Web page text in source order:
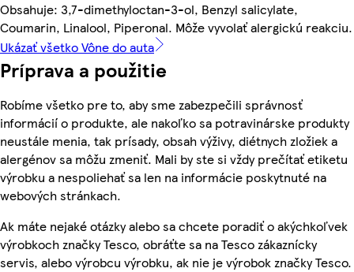
Obsahuje: 3,7-dimethyloctan-3-ol, Benzyl salicylate,
Coumarin, Linalool, Piperonal. Môže vyvolať alergickú reakciu.
Ukázať všetko Vône do auta
Príprava a použitie
Robíme všetko pre to, aby sme zabezpečili správnosť
informácií o produkte, ale nakoľko sa potravinárske produkty
neustále menia, tak prísady, obsah výživy, diétnych zložiek a
alergénov sa môžu zmeniť. Mali by ste si vždy prečítať etiketu
výrobku a nespoliehať sa len na informácie poskytnuté na
webových stránkach.
Ak máte nejaké otázky alebo sa chcete poradiť o akýchkoľvek
výrobkoch značky Tesco, obráťte sa na Tesco zákaznícky
servis, alebo výrobcu výrobku, ak nie je výrobok značky Tesco.